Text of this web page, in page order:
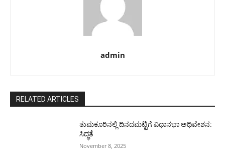
admin
RELATED ARTICLES
ತುಮಕೂರಿನಲ್ಲಿ ದಿನದಮಟ್ಟಿಗೆ ವಿಧಾನಭಾ ಅಧಿವೇಶನ:
ಸಿದ್ಧತೆ
November 8, 2025